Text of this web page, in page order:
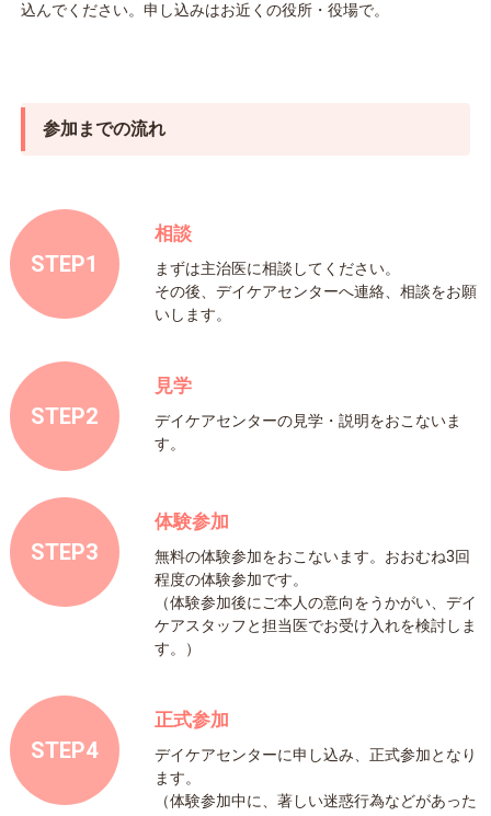
込んでください。申し込みはお近くの役所・役場で。
参加までの流れ
STEP1
相談
まずは主治医に相談してください。
その後、デイケアセンターへ連絡、相談をお願
いします。
STEP2
見学
デイケアセンターの見学・説明をおこないま
す。
STEP3
体験参加
無料の体験参加をおこないます。おおむね3回
程度の体験参加です。
（体験参加後にご本人の意向をうかがい、デイ
ケアスタッフと担当医でお受け入れを検討しま
す。）
STEP4
正式参加
デイケアセンターに申し込み、正式参加となり
ます。
（体験参加中に、著しい迷惑行為などがあった